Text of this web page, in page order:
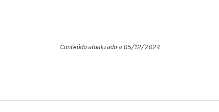
Conteúdo atualizado a 05/12/2024